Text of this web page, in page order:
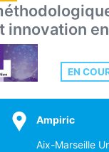
innovation
EN
Ampiric
Aix-Marseille